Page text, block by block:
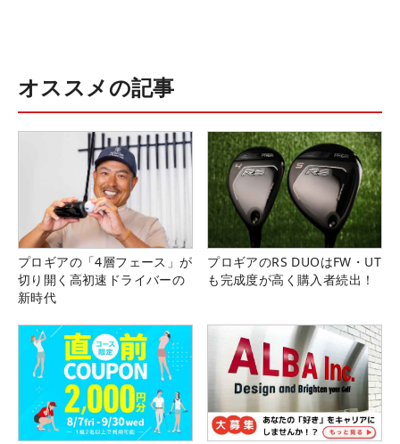
オススメの記事
プロギアの「4層フェース」が
切り開く高初速ドライバーの
新時代
プロギアのRS DUOはFW・UT
も完成度が高く購入者続出！